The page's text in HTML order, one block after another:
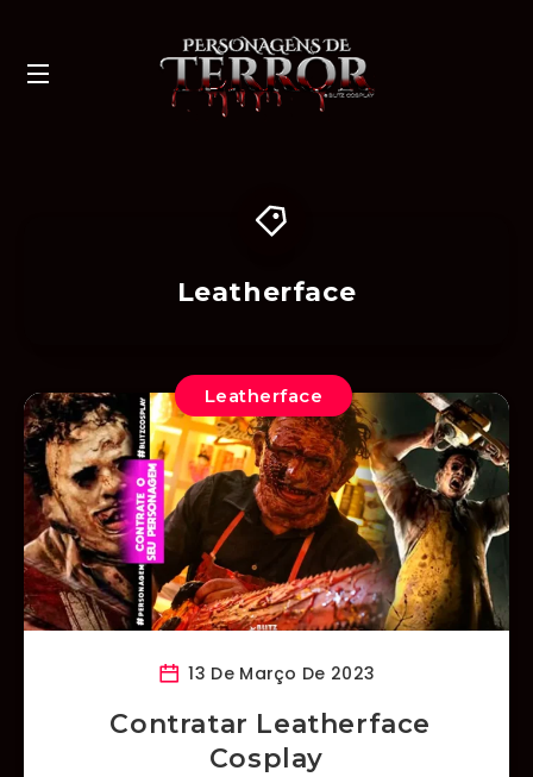
Leatherface
Leatherface
13 De Março De 2023
Contratar Leatherface
Cosplay